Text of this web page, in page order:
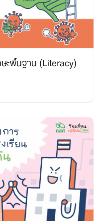
ะพื้นฐาน (Literacy)